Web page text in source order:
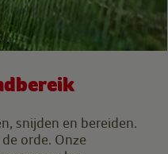
snijden en bereiden.
orde. Onze